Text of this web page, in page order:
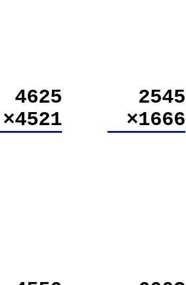
4625
×4521
2545
×1666